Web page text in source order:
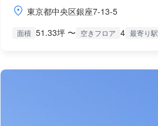
東京都中央区銀座7-13-5
面積 51.33坪 〜 空きフロア 4 最寄り駅